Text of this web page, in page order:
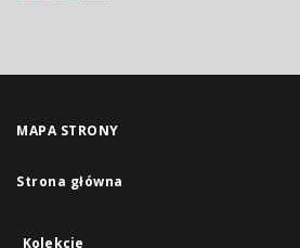
MAPA STRONY
Strona główna
Kolekcje